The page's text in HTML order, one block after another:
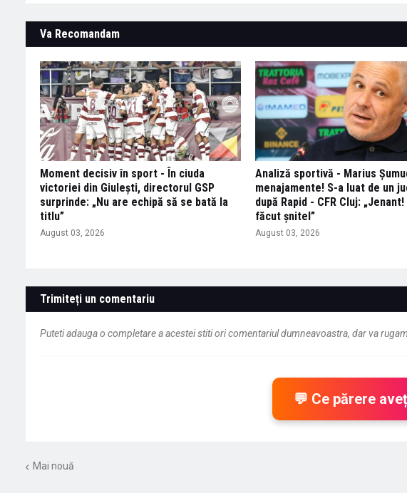
Va Recomandam
Moment decisiv în sport - În ciuda
victoriei din Giulești, directorul GSP
surprinde: „Nu are echipă să se bată la
titlu”
August 03, 2026
Analiză sportivă - Marius
menajamente! S-a luat de un
după Rapid - CFR Cluj:
făcut șnitel”
August 03, 2026
Trimiteți un comentariu
Puteti adauga o completare a acestei stiti ori comentariul dumneavoastra, dar va
💬 Ce părere
Mai nouă